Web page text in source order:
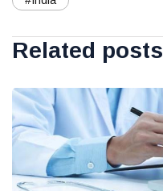
Related posts